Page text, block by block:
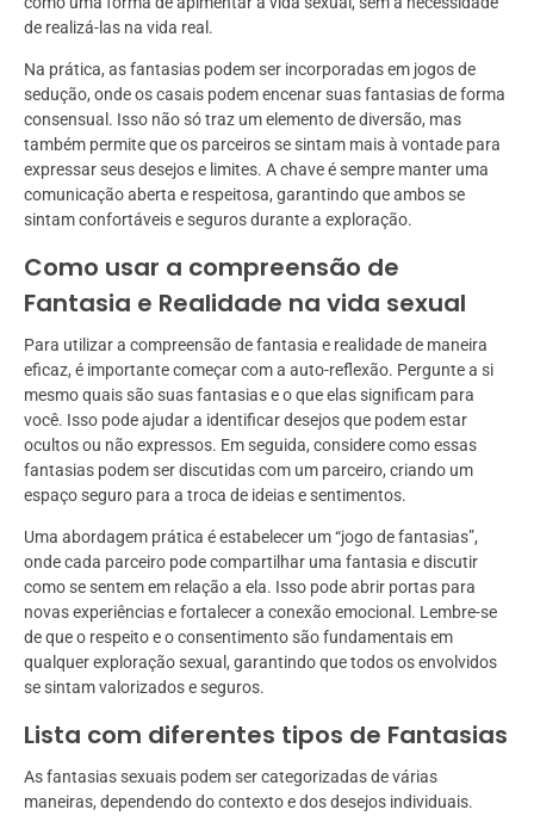
de realizá-las na vida real.
Na prática, as fantasias podem ser incorporadas em jogos de
sedução, onde os casais podem encenar suas fantasias de forma
consensual. Isso não só traz um elemento de diversão, mas
também permite que os parceiros se sintam mais à vontade para
expressar seus desejos e limites. A chave é sempre manter uma
comunicação aberta e respeitosa, garantindo que ambos se
sintam confortáveis e seguros durante a exploração.
Como usar a compreensão de
Fantasia e Realidade na vida sexual
Para utilizar a compreensão de fantasia e realidade de maneira
eficaz, é importante começar com a auto-reflexão. Pergunte a si
mesmo quais são suas fantasias e o que elas significam para
você. Isso pode ajudar a identificar desejos que podem estar
ocultos ou não expressos. Em seguida, considere como essas
fantasias podem ser discutidas com um parceiro, criando um
espaço seguro para a troca de ideias e sentimentos.
Uma abordagem prática é estabelecer um “jogo de fantasias”,
onde cada parceiro pode compartilhar uma fantasia e discutir
como se sentem em relação a ela. Isso pode abrir portas para
novas experiências e fortalecer a conexão emocional. Lembre-se
de que o respeito e o consentimento são fundamentais em
qualquer exploração sexual, garantindo que todos os envolvidos
se sintam valorizados e seguros.
Lista com diferentes tipos de Fantasias
As fantasias sexuais podem ser categorizadas de várias
maneiras, dependendo do contexto e dos desejos individuais.